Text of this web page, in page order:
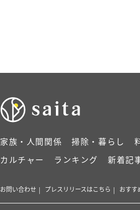
家族・人間関係 掃除・暮らし
カルチャー
ランキング 新着記
お問い合わせ プレスリリースはこちら おすす